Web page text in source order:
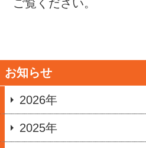
ご覧ください。
お知らせ
2026年
2025年